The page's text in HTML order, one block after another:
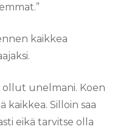
kaikkea
ollut unelmani. Koen
kaikkea. Silloin saa
eikä tarvitse olla